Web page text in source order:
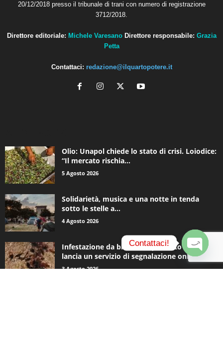
20/12/2018 presso il tribunale di trani con numero di registrazione
3712/2018.
Direttore editoriale: Michele Varesano Direttore responsabile: Grazia
Petta
Contattaci: redazione@ilquartopotere.it
Olio: Unapol chiede lo stato di crisi. Loiodice:
“Il mercato rischia...
5 Agosto 2026
Solidarietà, musica e una notte in tenda
sotto le stelle a...
4 Agosto 2026
Infestazione da blatte, Acquedotto Pugliese
lancia un servizio di segnalazione online
3 Agosto 2026
Contattaci!
O